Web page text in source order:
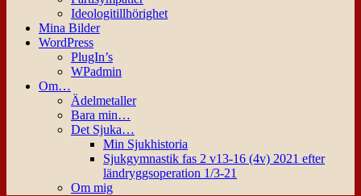
Ideologitillhörighet
Mina Bilder
WordPress
PlugIn’s
WPadmin
Om…
Ädelmetaller
Bara min…
Det Sjuka…
Min Sjukhistoria
Sjukgymnastik fas 2 v13-16 (4v) 2021 efter
ländryggsoperation 1/3-21
Om mig